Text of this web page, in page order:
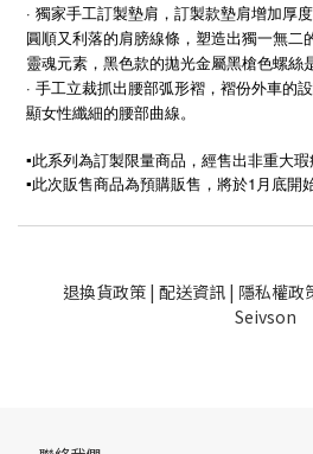
· 獨家手工訂製墊肩，訂製款墊肩增加厚
圓順又利落的肩膀線條，塑造出獨一無二
靈魂元素，黑色款的拋光金屬黑槍色螺絲
· 手工立裁抓出腰部弧形褶，褶份外車的
顯女性纖細的腰部曲線。
▪️此系列為訂製限量商品，經售出非重大
▪️此次販售商品為預購販售，將於1 月底開
退換貨政策| 配送資訊| 隱私權政
Seivson